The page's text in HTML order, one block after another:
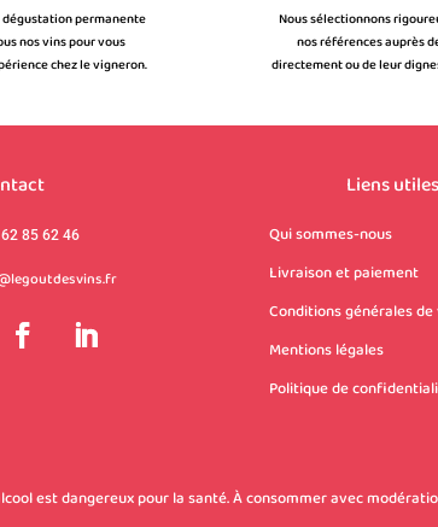
dégustation permanente
nos vins pour vous
chez le vigneron.
Nous sélectionnons
nos références auprès
directement ou de leur
85 62 46
Liens utiles
Qui sommes-nous
Livraison et paiement
Conditions générales
Mentions légales
Politique de
est dangereux pour la santé. À consommer avec